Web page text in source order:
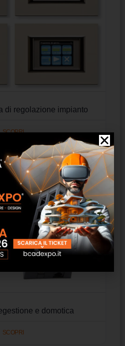
di regolazione impianto
SCOPRI
e domotica
SCOPRI